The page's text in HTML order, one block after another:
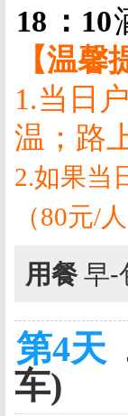
18 ： 10
【温馨
1.当日
温；路
2.如果当
（80元/
用餐 早-
第4天
车)